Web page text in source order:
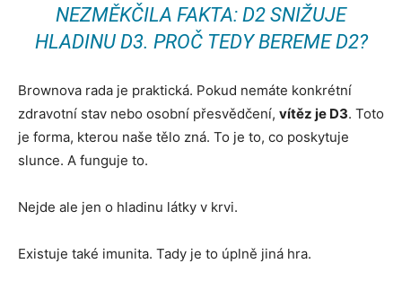
NEZMĚKČILA FAKTA: D2 SNIŽUJE
HLADINU D3. PROČ TEDY BEREME D2?
Brownova rada je praktická. Pokud nemáte konkrétní
zdravotní stav nebo osobní přesvědčení, vítěz je D3. Toto
je forma, kterou naše tělo zná. To je to, co poskytuje
slunce. A funguje to.
Nejde ale jen o hladinu látky v krvi.
Existuje také imunita. Tady je to úplně jiná hra.